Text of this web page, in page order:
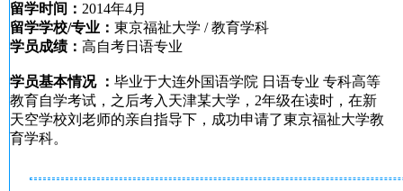
留学时间： 2014年4月
留学学校/专业： 東京福祉大学 / 教育学科
学员成绩： 高自考日语专业
学员基本情况 ： 毕业于大连外国语学院 日语专业 专科高等
教育自学考试，之后考入天津某大学，2年级在读时，在新
天空学校刘老师的亲自指导下，成功申请了東京福祉大学教
育学科。